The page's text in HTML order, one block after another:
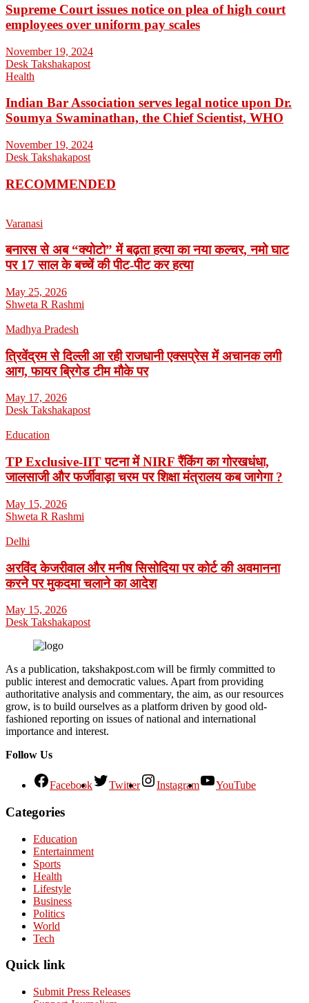
Supreme Court issues notice on plea of high court
employees over uniform pay scales
November 19, 2024
Desk Takshakapost
Health
Indian Bar Association serves legal notice upon Dr.
Soumya Swaminathan, the Chief Scientist, WHO
November 19, 2024
Desk Takshakapost
RECOMMENDED
Varanasi
बनारस से अब “क्योटो” में बढ़ता हत्या का नया कल्चर, नमो घाट
पर 17 साल के बच्चें की पीट-पीट कर हत्या
May 25, 2026
Shweta R Rashmi
Madhya Pradesh
त्रिवेंद्रम से दिल्ली आ रही राजधानी एक्सप्रेस में अचानक लगी
आग, फायर ब्रिगेड टीम मौके पर
May 17, 2026
Desk Takshakapost
Education
TP Exclusive-IIT पटना में NIRF रैंकिंग का गोरखधंधा,
जालसाजी और फर्जीवाड़ा चरम पर शिक्षा मंत्रालय कब जागेगा ?
May 15, 2026
Shweta R Rashmi
Delhi
अरविंद केजरीवाल और मनीष सिसोदिया पर कोर्ट की अवमानना
करने पर मुकदमा चलाने का आदेश
May 15, 2026
Desk Takshakapost
As a publication, takshakpost.com will be firmly committed to
public interest and democratic values. Apart from providing
authoritative analysis and commentary, the aim, as our resources
grow, is to build ourselves as a platform driven by good old-
fashioned reporting on issues of national and international
importance and interest.
Follow Us
Facebook Twitter Instagram YouTube
Categories
Education
Entertainment
Sports
Health
Lifestyle
Business
Politics
World
Tech
Quick link
Submit Press Releases